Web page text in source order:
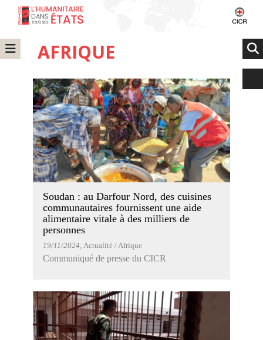
AFRIQUE
Soudan : au Darfour Nord, des cuisines
communautaires fournissent une aide
alimentaire vitale à des milliers de
personnes
19/11/2024 , Actualité / Afrique
Communiqué de presse du CICR